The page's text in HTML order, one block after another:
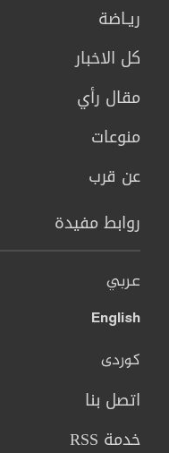
ريـاضة
كل الاخبار
مقال رأي
منوعات
عن قرب
روابط مفيدة
عربي
English
کوردی
اتصل بنا
خدمة RSS